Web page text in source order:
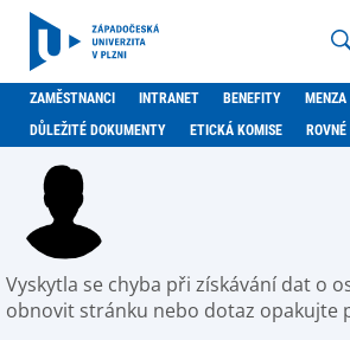
ZAMĚSTNANCI INTRANET BENEFITY
MENZA
DŮLEŽITÉ DOKUMENTY
ETICKÁ KOMISE
Vyskytla se chyba při získávání dat o
obnovit stránku nebo dotaz opakujte